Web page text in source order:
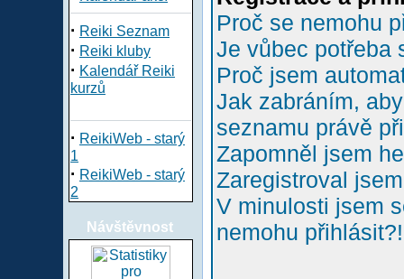
· Reiki Seznam
· Reiki kluby
· Kalendář Reiki
kurzů
· ReikiWeb - starý
1
· ReikiWeb - starý
2
Návštěvnost
Proč se nemohu
Je vůbec potřeba
Proč jsem
Jak zabráním,
seznamu právě
Zapomněl jsem
Zaregistroval
V minulosti jsem
nemohu přihlásit?!